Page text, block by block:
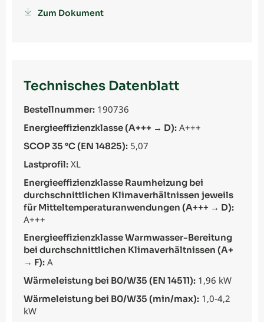
Zum Dokument
Technisches Datenblatt
Bestellnummer: 190736
Energieeffizienzklasse (A+++ → D): A+++
SCOP 35 °C (EN 14825): 5,07
Lastprofil: XL
Energieeffizienzklasse Raumheizung bei
durchschnittlichen Klimaverhältnissen jeweils
für Mitteltemperaturanwendungen (A+++ → D):
A+++
Energieeffizienzklasse Warmwasser-Bereitung
bei durchschnittlichen Klimaverhältnissen (A+
→ F): A
Wärmeleistung bei B0/W35 (EN 14511): 1,96 kW
Wärmeleistung bei B0/W35 (min/max): 1,0-4,2
kW